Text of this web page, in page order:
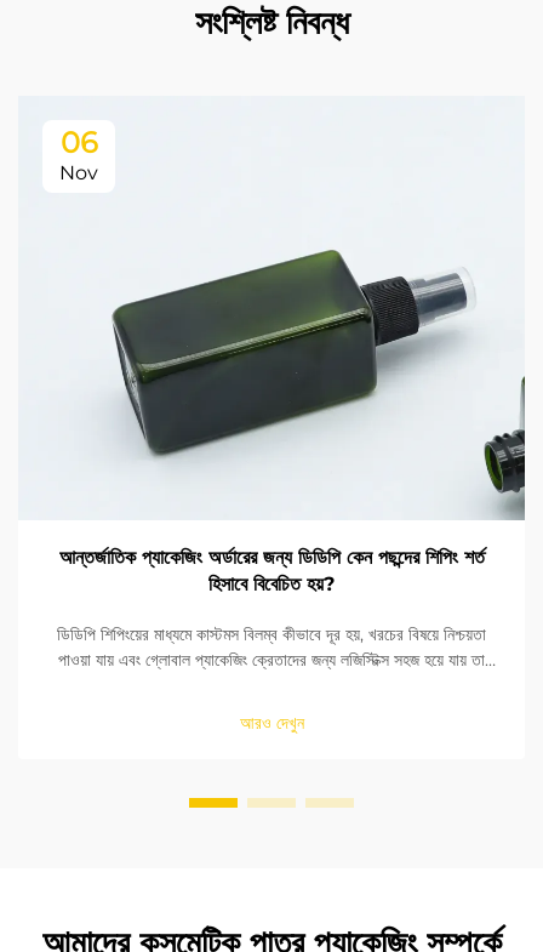
সংশ্লিষ্ট নিবন্ধ
06
Nov
আন্তর্জাতিক প্যাকেজিং অর্ডারের জন্য ডিডিপি কেন পছন্দের শিপিং শর্ত
হিসাবে বিবেচিত হয়?
ডিডিপি শিপিংয়ের মাধ্যমে কাস্টমস বিলম্ব কীভাবে দূর হয়, খরচের বিষয়ে নিশ্চয়তা
পাওয়া যায় এবং গ্লোবাল প্যাকেজিং ক্রেতাদের জন্য লজিস্টিক্স সহজ হয়ে যায় তা
আরও দেখুন
আমাদের কসমেটিক পাত্র প্যাকেজিং সম্পর্কে